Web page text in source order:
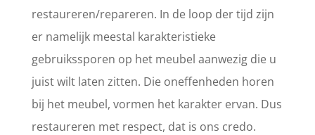
restaureren/repareren. In de loop der tijd zijn
er namelijk meestal karakteristieke
gebruikssporen op het meubel aanwezig die u
juist wilt laten zitten. Die oneffenheden horen
bij het meubel, vormen het karakter ervan. Dus
restaureren met respect, dat is ons credo.